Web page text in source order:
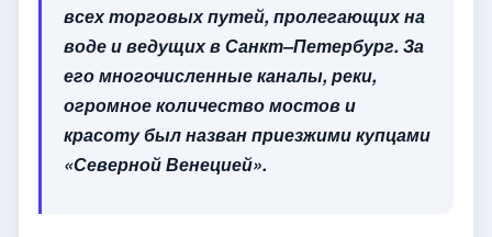
всех торговых путей, пролегающих на
воде и ведущих в Санкт–Петербург. За
его многочисленные каналы, реки,
огромное количество мостов и
красоту был назван приезжими купцами
«Северной Венецией».